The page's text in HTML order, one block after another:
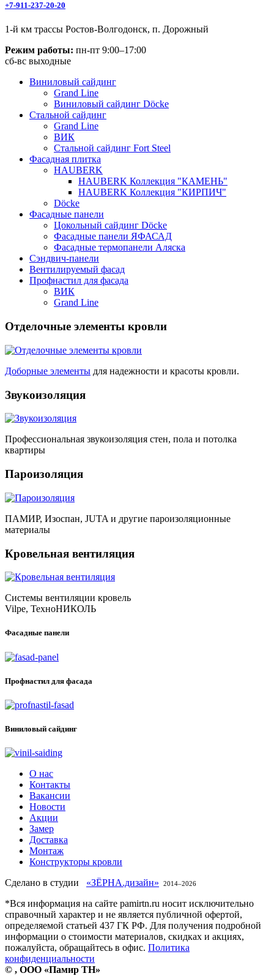
+7-911-237-20-20
1-й км трассы Ростов-Волгодонск, п. Дорожный
Режим работы: пн-пт 9:00–17:00
сб-вс выходные
Виниловый сайдинг
Grand Line
Виниловый сайдинг Döcke
Стальной сайдинг
Grand Line
ВИК
Стальной сайдинг Fort Steel
Фасадная плитка
HAUBERK
HAUBERK Коллекция "КАМЕНЬ"
HAUBERK Коллекция "КИРПИЧ"
Döcke
Фасадные панели
Цокольный сайдинг Döcke
Фасадные панели ЯФАСАД
Фасадные термопанели Аляска
Сэндвич-панели
Вентилируемый фасад
Профнастил для фасада
ВИК
Grand Line
Отделочные элементы кровли
Доборные элементы для надежности и красоты кровли.
Звукоизоляция
Профессиональная звукоизоляция стен, пола и потолка
квартиры
Пароизоляция
ПАМИР, Изоспан, JUTA и другие пароизоляционные
материалы
Кровельная вентиляция
Системы вентиляции кровель
Vilpe, ТехноНИКОЛЬ
Фасадные панели
Профнастил для фасада
Виниловый сайдинг
О нас
Контакты
Вакансии
Новости
Акции
Замер
Доставка
Монтаж
Конструкторы кровли
Сделано в студии «ЗЁРНА.дизайн» 2014–2026
*Вся информация на сайте pamirtn.ru носит исключительно
справочный характер и не является публичной офертой,
определяемой статьей 437 ГК РФ. Для получения подробной
информации о стоимости материалов, скидках и акциях,
пожалуйста, обращайтесь в офис. Политика
конфиденциальности
© , ООО «Памир ТН»